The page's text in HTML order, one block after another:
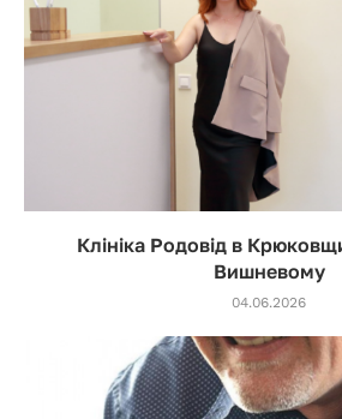
Клініка Родовід в
Вишневому
04.06.2026